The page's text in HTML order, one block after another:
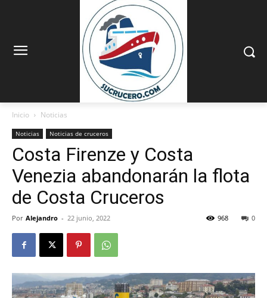
Inicio Noticias
Noticias Noticias de cruceros
Costa Firenze y Costa
Venezia abandonarán la flota
de Costa Cruceros
Por Alejandro - 22 junio, 2022 0
968